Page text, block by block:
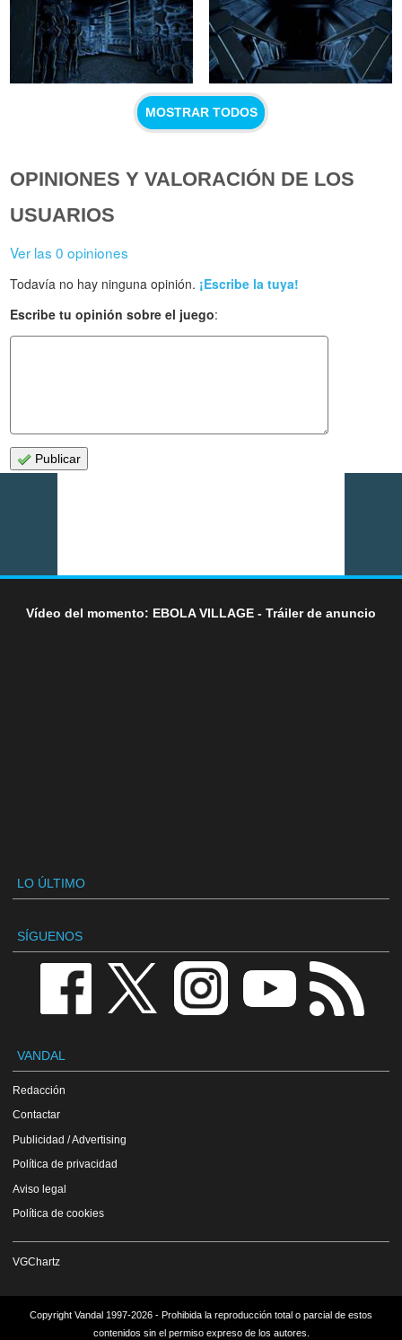
MOSTRAR TODOS
OPINIONES Y VALORACIÓN DE LOS
USUARIOS
Ver las 0 opiniones
Todavía no hay ninguna opinión. ¡Escribe la tuya!
Escribe tu opinión sobre el juego:
Publicar
Vídeo del momento: EBOLA VILLAGE - Tráiler de anuncio
LO ÚLTIMO
SÍGUENOS
VANDAL
Redacción
Contactar
Publicidad / Advertising
Política de privacidad
Aviso legal
Política de cookies
VGChartz
Copyright Vandal 1997-2026 - Prohibida la reproducción total o parcial de estos
contenidos sin el permiso expreso de los autores.